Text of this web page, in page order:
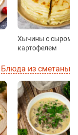
Хычины с сыром и
картофелем
Блюда из сметаны